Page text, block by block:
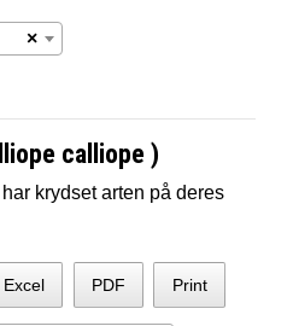
×
calliope )
krydset arten på deres
Excel PDF Print